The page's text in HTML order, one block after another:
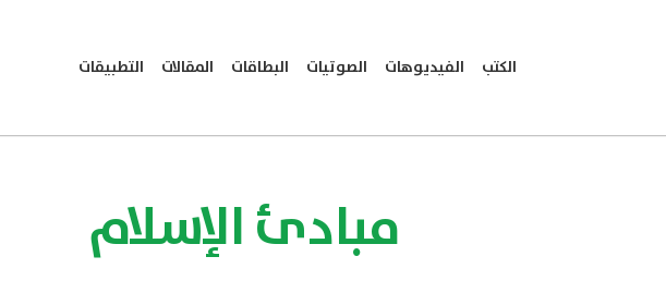
الكتب الفيديوهات الصوتيات البطاقات المقالات التطبيقات
مبادئ الإسلام